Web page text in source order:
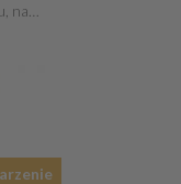
na…